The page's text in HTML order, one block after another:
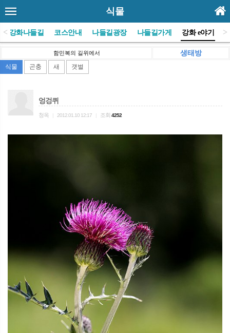
식물
<)강화나들길 코스안내 나들길광장 나들길가게 강화 e야기 >
함민복의 길위에서 생태방
식물 곤충 새 갯벌
엉겅퀴
청옥 2012.01.10 12:17 조회 4252